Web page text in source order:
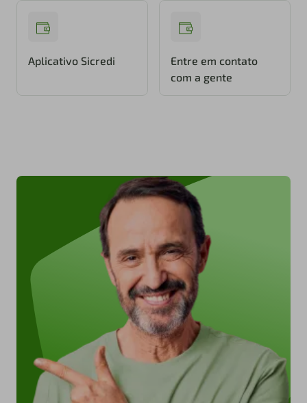
Aplicativo Sicredi
Entre em contato
com a gente